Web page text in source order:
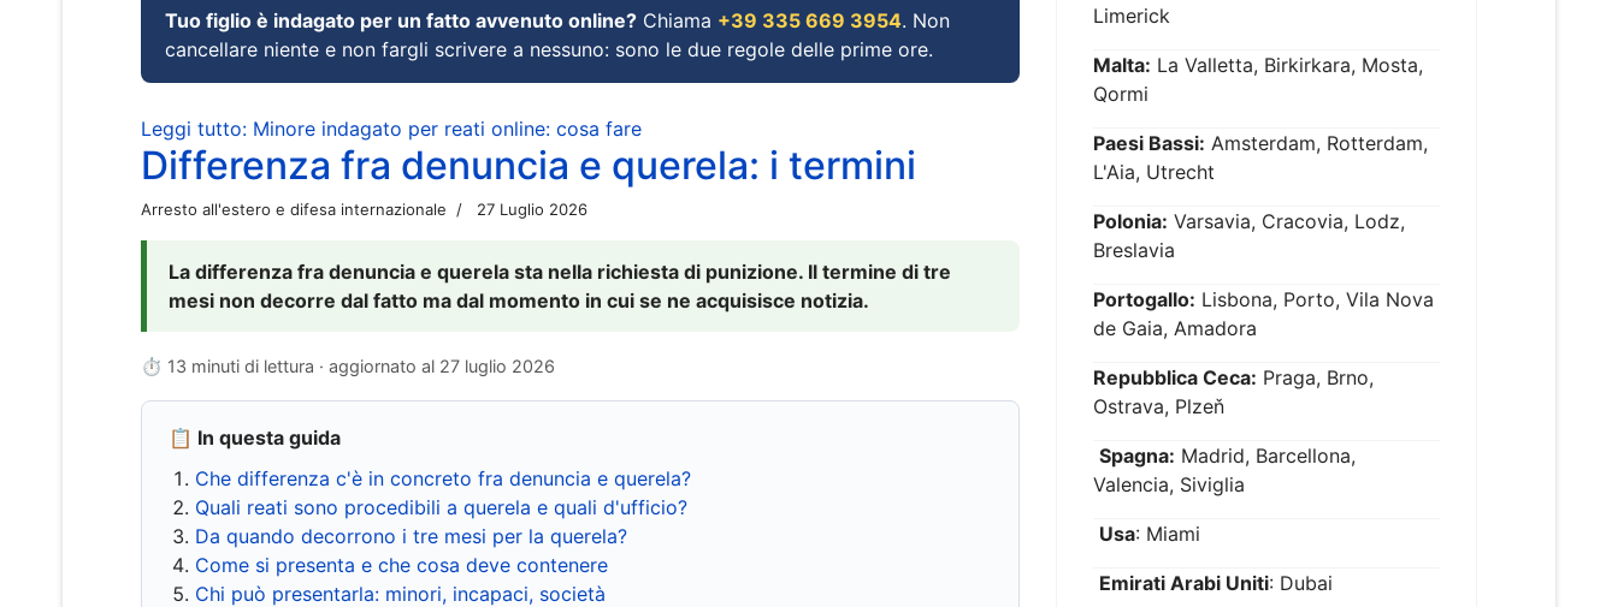
Tuo figlio è indagato per un fatto avvenuto online? Chiama +39 335 669 3954. Non
cancellare niente e non fargli scrivere a nessuno: sono le due regole delle prime ore.
Leggi tutto: Minore indagato per reati online: cosa fare
Differenza fra denuncia e querela: i termini
Arresto all'estero e difesa internazionale 27 Luglio 2026
La differenza fra denuncia e querela sta nella richiesta di punizione. Il termine di tre
mesi non decorre dal fatto ma dal momento in cui se ne acquisisce notizia.
⏱ 13 minuti di lettura · aggiornato al 27 luglio 2026
📋 In questa guida
Che differenza c'è in concreto fra denuncia e querela?
Quali reati sono procedibili a querela e quali d'ufficio?
Da quando decorrono i tre mesi per la querela?
Come si presenta e che cosa deve contenere
Chi può presentarla: minori, incapaci, società
Limerick
Malta: La Valletta, Birkirkara, Mosta,
Qormi
Paesi Bassi: Amsterdam, Rotterdam,
L'Aia, Utrecht
Polonia: Varsavia, Cracovia, Lodz,
Breslavia
Portogallo: Lisbona, Porto, Vila Nova
de Gaia, Amadora
Repubblica Ceca: Praga, Brno,
Ostrava, Plzeň
Spagna: Madrid, Barcellona,
Valencia, Siviglia
Usa: Miami
Emirati Arabi Uniti: Dubai